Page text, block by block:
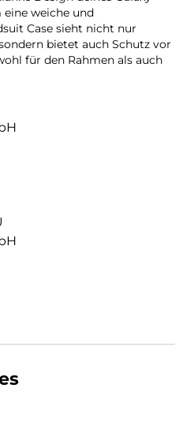
weiche und
Case sieht nicht nur
bietet auch Schutz vor
für den Rahmen als auch